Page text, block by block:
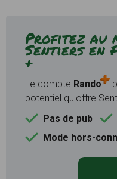
Profitez au
Sentiers en
+
Le compte Rando
potentiel qu'offre
Pas de pub
Mode hors-